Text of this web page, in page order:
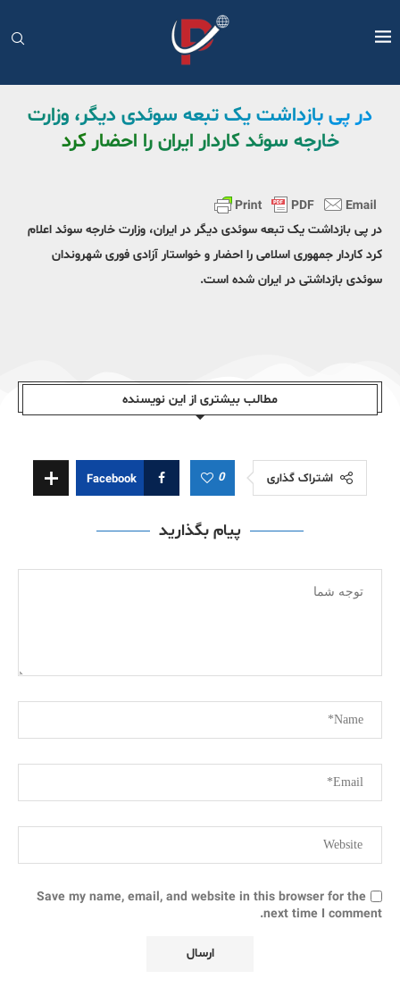
در پی بازداشت یک تبعه سوئدی دیگر، وزارت
خارجه سوئد کاردار ایران را احضار کرد
در پی بازداشت یک تبعه سوئدی دیگر در ایران، وزارت خارجه سوئد اعلام
کرد کاردار جمهوری اسلامی را احضار و خواستار آزادی فوری شهروندان
سوئدی بازداشتی در ایران شده است.
مطالب بیشتری از این نویسندە
اشتراک گذاری 0
Facebook
پیام بگذارید
Save my name, email, and website in this browser for the
next time I comment.